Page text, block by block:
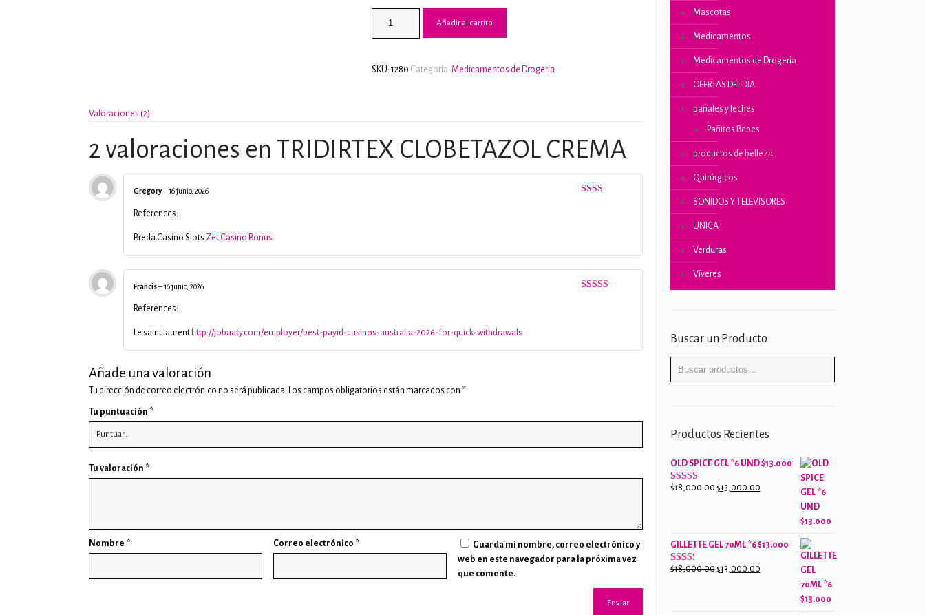
Añadir al carrito
SKU: 1280 Categoría: Medicamentos de Drogeria
Valoraciones (2)
2 valoraciones enTRIDIRTEX CLOBETAZOL CREMA
Gregory– 16 junio, 2026
References:
Breda Casino Slots Zet Casino Bonus
Francis– 16 junio, 2026
References:
Le saint laurent http://jobaaty.com/employer/best-payid-casinos-australia-2026-for-quick-withdrawals
Añade una valoración
Tu dirección de correo electrónico no será publicada. Los campos obligatorios están marcados con *
Tu puntuación *
Tu valoración *
Nombre * Correo electrónico *
Guarda mi nombre, correo electrónico y
web en este navegador para la próxima vez
que comente.
Mascotas
Medicamentos
Medicamentos de Drogeria
OFERTAS DEL DIA
pañales y leches
Pañitos Bebes
productos de belleza
Quirúrgicos
SONIDOS Y TELEVISORES
UNICA
Verduras
Víveres
Buscar un Producto
Productos Recientes
OLD SPICE GEL *6 UND $13.000
Valorado
$18,000.00 El
$18,000.00.
$13,000.00El
$13,000.00.
GILLETTE GEL 70ML *6 $13.000
Valorado
$18,000.00 El
$13,000.00El